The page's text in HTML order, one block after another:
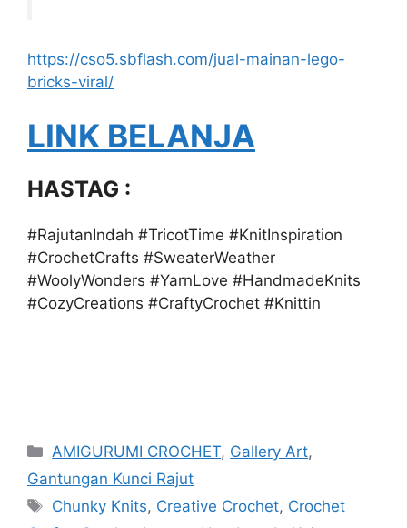
https://cso5.sbflash.com/jual-mainan-lego-
bricks-viral/
LINK BELANJA
HASTAG :
#RajutanIndah #TricotTime #KnitInspiration
#CrochetCrafts #SweaterWeather
#WoolyWonders #YarnLove #HandmadeKnits
#CozyCreations #CraftyCrochet #Knittin
Categories
AMIGURUMI CROCHET, Gallery Art,
Gantungan Kunci Rajut
Tags
Chunky Knits, Creative Crochet, Crochet